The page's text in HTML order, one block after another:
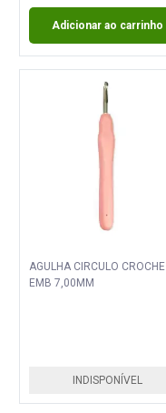
Adicionar ao carrinho
AGULHA CIRCULO CROCHE
EMB 7,00MM
INDISPONÍVEL